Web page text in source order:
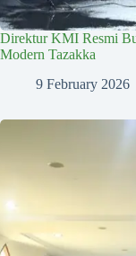
Direktur KMI Resmi
Modern Tazakka
9 February 2026